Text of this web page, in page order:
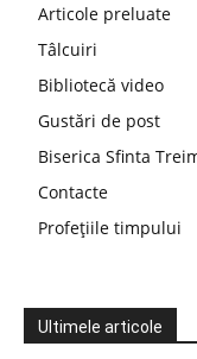
Articole preluate
Tâlcuiri
Bibliotecă video
Gustări de post
Biserica Sfinta
Contacte
Profețiile timpului
Ultimele articole